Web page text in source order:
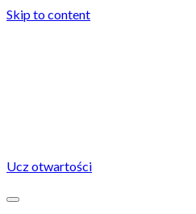
Skip to content
Ucz otwartości